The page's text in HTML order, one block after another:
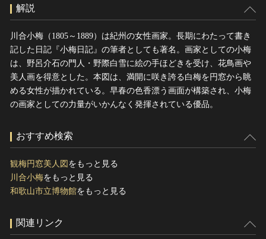
解説
川合小梅（1805～1889）は紀州の女性画家。長期にわたって書き
記した日記『小梅日記』の筆者としても著名。画家としての小梅
は、野呂介石の門人・野際白雪に絵の手ほどきを受け、花鳥画や
美人画を得意とした。本図は、満開に咲き誇る白梅を円窓から眺
める女性が描かれている。早春の色香漂う画面が構築され、小梅
の画家としての力量がいかんなく発揮されている優品。
おすすめ検索
観梅円窓美人図 をもっと見る
川合小梅をもっと見る
和歌山市立博物館をもっと見る
関連リンク